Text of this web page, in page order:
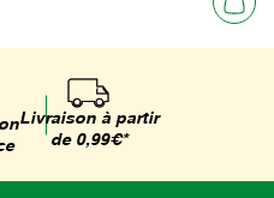
Livraison à partir
de 0,99€*